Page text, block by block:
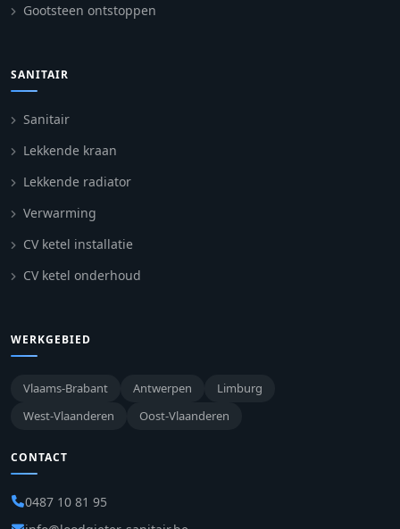
Gootsteen ontstoppen
SANITAIR
Sanitair
Lekkende kraan
Lekkende radiator
Verwarming
CV ketel installatie
CV ketel onderhoud
WERKGEBIED
Vlaams-Brabant Antwerpen
Limburg
West-Vlaanderen
Oost-Vlaanderen
CONTACT
0487 10 81 95